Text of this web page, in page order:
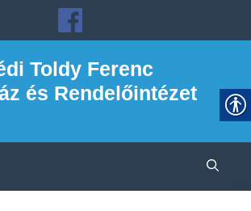
Toldy Ferenc
és Rendelőintézet